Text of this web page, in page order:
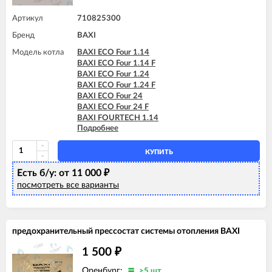
Артикул 710825300
Бренд BAXI
Модель котла
BAXI ECO Four 1.14
BAXI ECO Four 1.14 F
BAXI ECO Four 1.24
BAXI ECO Four 1.24 F
BAXI ECO Four 24
BAXI ECO Four 24 F
BAXI FOURTECH 1.14
BAXI FOURTECH 1.14 F
BAXI FOURTECH 1.24
BAXI FOURTECH 1.24 F
BAXI FOURTECH 24 (CSB)
BAXI FOURTECH 24 (CSR)
BAXI FOURTECH 24 F (CSB)
BAXI FOURTECH 24 F (CSR)
BAXI MAIN Four 240 F (белая панель)
Подробнее
КУПИТЬ
Есть б/у: от 11 000 ₽
посмотреть все варианты
предохранительный прессостат системы отопления BAXI
1 500 ₽